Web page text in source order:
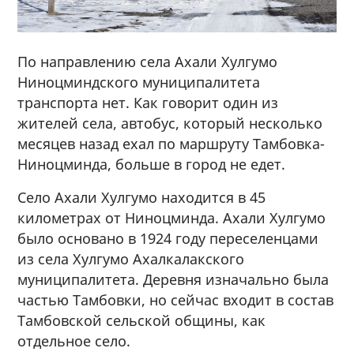
По направлению села Ахали Хулгумо
Ниноцминдского муниципалитета
транспорта нет. Как говорит один из
жителей села, автобус, который несколько
месяцев назад ехал по маршруту Тамбовка-
Ниноцминда, больше в город не едет.
Село Ахали Хулгумо находится в 45
километрах от Ниноцминда. Ахали Хулгумо
было основано в 1924 году переселенцами
из села Хулгумо Ахалкалакского
муниципалитета. Деревня изначально была
частью Тамбовки, но сейчас входит в состав
Тамбовской сельской общины, как
отдельное село.